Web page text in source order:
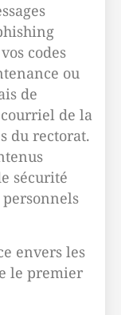
codes
ou
de
de la
du rectorat.
sécurité
envers les
le premier